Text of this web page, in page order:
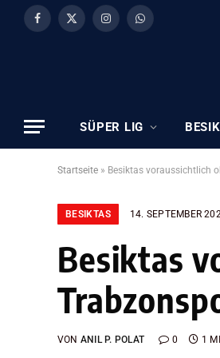
Facebook
X
InstagramWhatsApp
SÜPER LIG
Startseite » Besiktas voraussichtlich
BESIKTAS 14. SEPTEMBER
Besiktas
VON ANIL P. POLAT 0 1